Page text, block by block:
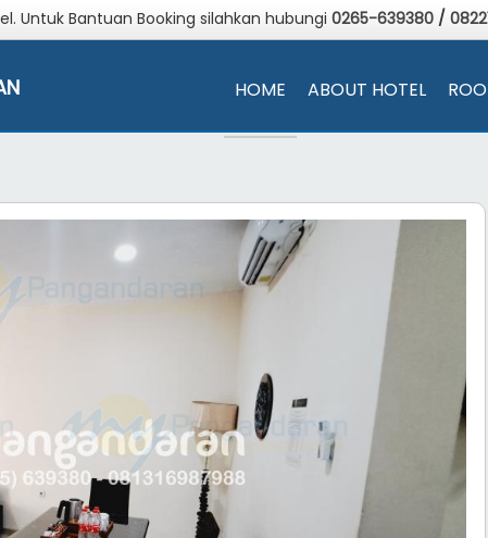
Untuk Bantuan Booking silahkan hubungi 0265-639380 /
HOME ABOUT HOTEL